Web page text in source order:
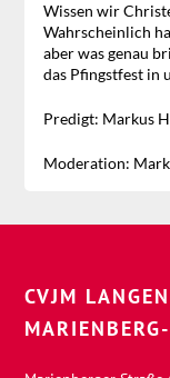
Wissen wir
Wahrscheinlich
aber was genau
das Pfingstfest in
Predigt: Markus
Moderation:
CVJM